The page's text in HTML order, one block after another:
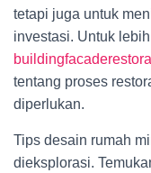
tetapi juga untuk
investasi. Untuk
tentang proses
diperlukan.
Tips desain rumah
dieksplorasi.